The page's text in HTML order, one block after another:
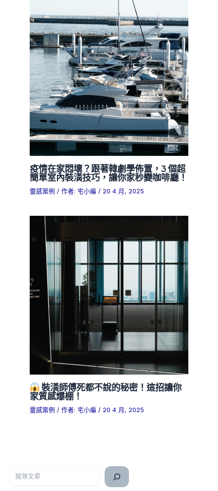
疫情在家悶壞？跟著韓劇學佈置，3 個超
簡單室內裝潢技巧，讓你家秒變咖啡廳！
靈感案例 / 作者: 宅小編 / 20 4 月, 2025
裝潢師傅死都不說的秘密！這招讓你
家質感爆棚！
靈感案例 / 作者: 宅小編 / 20 4 月, 2025